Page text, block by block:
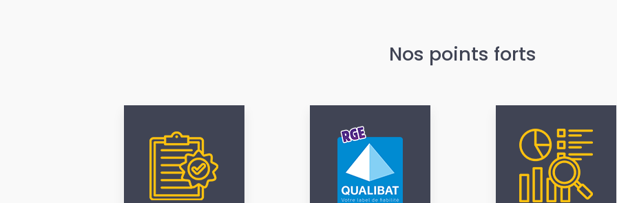
Nos points forts